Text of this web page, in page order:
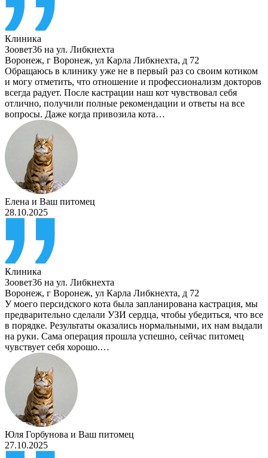
Клиника
Зоовет36 на ул. Либкнехта
Воронеж, г Воронеж, ул Карла Либкнехта, д 72
Обращаюсь в клинику уже не в первый раз со своим котиком
и могу отметить, что отношение и профессионализм докторов
всегда радует. После кастрации наш кот чувствовал себя
отлично, получили полные рекомендации и ответы на все
вопросы. Даже когда привозила кота…
Елена и Ваш питомец
28.10.2025
Клиника
Зоовет36 на ул. Либкнехта
Воронеж, г Воронеж, ул Карла Либкнехта, д 72
У моего персидского кота была запланирована кастрация, мы
предварительно сделали УЗИ сердца, чтобы убедиться, что все
в порядке. Результаты оказались нормальными, их нам выдали
на руки. Сама операция прошла успешно, сейчас питомец
чувствует себя хорошо.…
Юля Горбунова и Ваш питомец
27.10.2025